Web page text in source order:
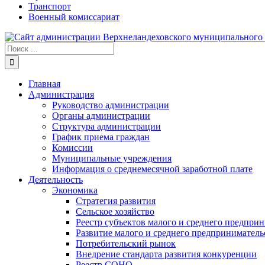
Транспорт
Военный комиссариат
Результат
поиска:
Главная
Администрация
Руководство администрации
Органы администрации
Структура администрации
График приема граждан
Комиссии
Муниципальные учреждения
Информация о среднемесячной заработной плате
Деятельность
Экономика
Стратегия развития
Сельское хозяйство
Реестр субъектов малого и среднего
Развитие малого и среднего
Потребительский рынок
Внедрение стандарта развития конкуренции